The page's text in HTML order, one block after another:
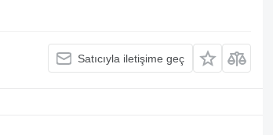
Satıcıyla iletişime geç